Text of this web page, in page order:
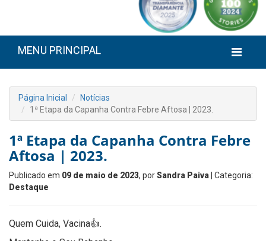
MENU PRINCIPAL
Página Inicial
Notícias
1ª Etapa da Capanha Contra Febre Aftosa | 2023.
1ª Etapa da Capanha Contra Febre
Aftosa | 2023.
Publicado em 09 de maio de 2023, porSandra Paiva | Categoria:
Destaque
Quem Cuida, Vacina👍.